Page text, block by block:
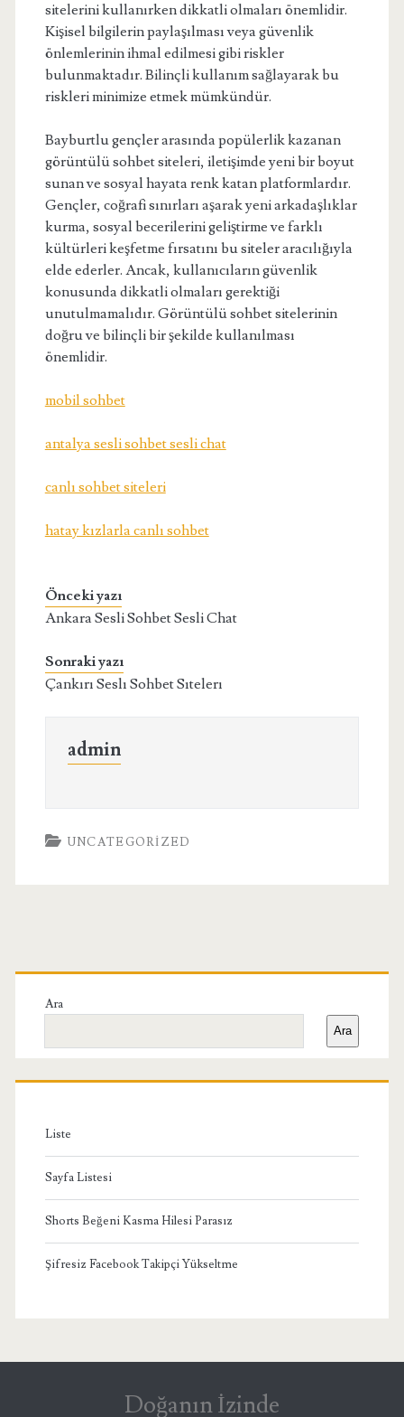
sitelerini kullanırken dikkatli olmaları önemlidir.
Kişisel bilgilerin paylaşılması veya güvenlik
önlemlerinin ihmal edilmesi gibi riskler
bulunmaktadır. Bilinçli kullanım sağlayarak bu
riskleri minimize etmek mümkündür.
Bayburtlu gençler arasında popülerlik kazanan
görüntülü sohbet siteleri, iletişimde yeni bir boyut
sunan ve sosyal hayata renk katan platformlardır.
Gençler, coğrafi sınırları aşarak yeni arkadaşlıklar
kurma, sosyal becerilerini geliştirme ve farklı
kültürleri keşfetme fırsatını bu siteler aracılığıyla
elde ederler. Ancak, kullanıcıların güvenlik
konusunda dikkatli olmaları gerektiği
unutulmamalıdır. Görüntülü sohbet sitelerinin
doğru ve bilinçli bir şekilde kullanılması
önemlidir.
mobil sohbet
antalya sesli sohbet sesli chat
canlı sohbet siteleri
hatay kızlarla canlı sohbet
Önceki yazı
Ankara Sesli Sohbet Sesli Chat
Sonraki yazı
Çankırı Seslı Sohbet Sıtelerı
admin
UNCATEGORIZED
Birincil
Yan
Menü
Ara
Ara
Liste
Sayfa Listesi
Shorts Beğeni Kasma Hilesi Parasız
Şifresiz Facebook Takipçi Yükseltme
Doğanın İzinde